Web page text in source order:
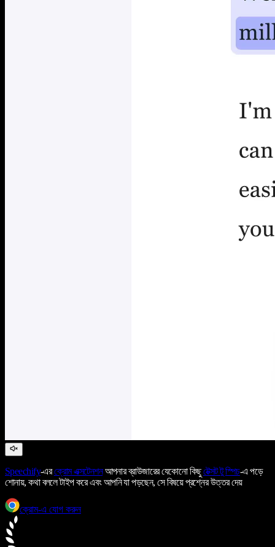
Speechify-এরক্রোম এক্সটেনশনআপনার ব্রাউজারের যেকোনো কিছুটেক্সট টু স্পিচ-এ পড়ে
শোনায়, কথা বললে টাইপ করে এবং আপনি যা পড়ছেন, সে বিষয়ে প্রশ্নের উত্তর দেয়
ক্রোম-এ যোগ করুন